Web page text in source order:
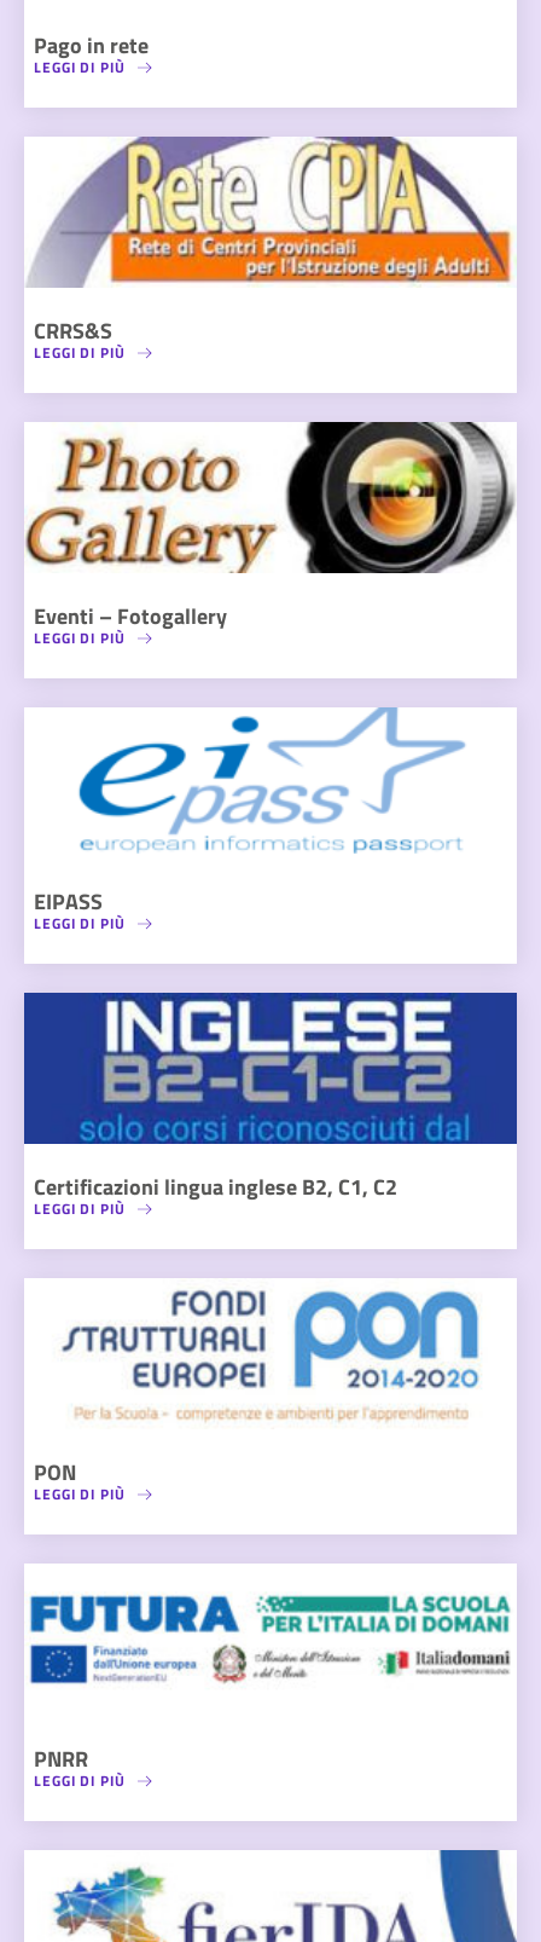
Pago in rete
LEGGI DI PIÙ
CRRS&S
LEGGI DI PIÙ
Eventi – Fotogallery
LEGGI DI PIÙ
EIPASS
LEGGI DI PIÙ
Certificazioni lingua inglese B2, C1, C2
LEGGI DI PIÙ
PON
LEGGI DI PIÙ
PNRR
LEGGI DI PIÙ